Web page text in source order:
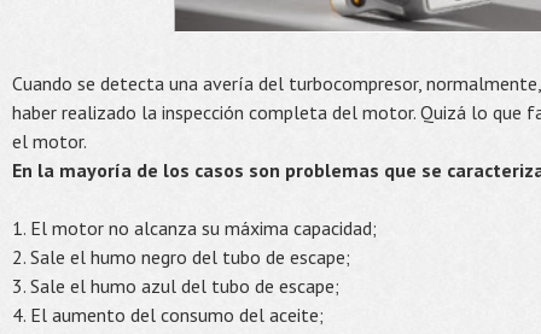
Cuando se detecta una avería del turbocompresor,
haber realizado la inspección completa del motor. Quizá lo que
el motor.
En la mayoría de los casos son problemas que se
1. El motor no alcanza su máxima capacidad;
2. Sale el humo negro del tubo de escape;
3. Sale el humo azul del tubo de escape;
4. El aumento del consumo del aceite;